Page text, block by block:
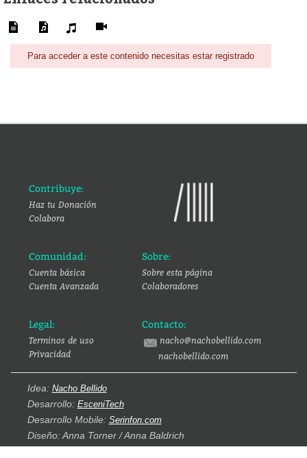
Para acceder a este contenido necesitas estar registrado
Contribuye:
Haz tu Donación
Colabora
Comunidad:
Cuenta básica
Cuenta Avanzada
Sobre:
Sobre esta página
Colaboradores
Legal:
Terminos de uso
Privacidad
Contacto:
nacho@nachobellido.com
nachobellido.com
Idea: Nacho Bellido
Desarrollo: EsceniTech
Desarrollo Mobile: Serinfon.com
Diseño: Anna Torner / Anna Baldrich